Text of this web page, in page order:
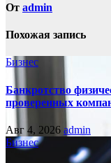
От admin
Похожая запись
Бизнес
Банкротство
проверенных
Авг 4, 2026 admin
Бизнес